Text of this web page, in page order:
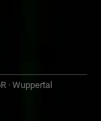
· Wuppertal